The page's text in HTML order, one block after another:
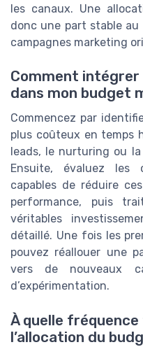
les canaux. Une
donc une part stable
campagnes marketing
Comment intégrer
dans mon budget
Commencez par
plus coûteux en temps
leads, le nurturing ou
Ensuite, évaluez les
capables de réduire
performance, puis
véritables
détaillé. Une fois les
pouvez réallouer une
vers de nouveaux
d’expérimentation.
À quelle
l’allocation du